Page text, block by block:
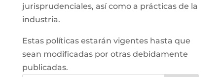
jurisprudenciales, así como a prácticas de la
industria.
Estas políticas estarán vigentes hasta que
sean modificadas por otras debidamente
publicadas.